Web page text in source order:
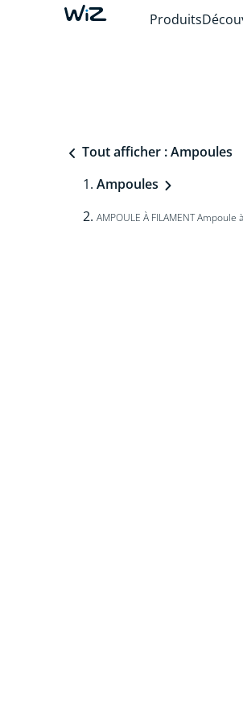
Produits
Tout afficher : Ampoules
Ampoules
AMPOULE À FILAMENT